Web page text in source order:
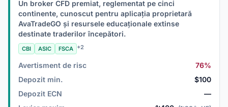
Un broker CFD premiat, reglementat pe cinci
continente, cunoscut pentru aplicația proprietară
AvaTradeGO și resursele educaționale extinse
destinate traderilor începători.
CBI ASIC FSCA +2
Avertisment de risc
76%
Depozit min.
$100
Depozit ECN
—